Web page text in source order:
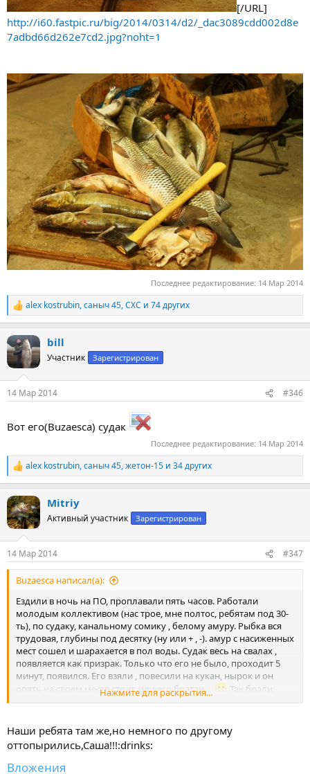
[/URL]
http://i60.fastpic.ru/big/2014/0314/d2/_dac3089cdd002d8e
7adbd66d262e7cd2.jpg?noht=1
Последнее редактирование: 14 Мар 2014
Р
е
к
ц
и
alex kostrubin,саныч 45,СХС и 74 других
bill
Участник Зарегистрирован
14 Мар 2014 #346
Вот его(Buzaesca) судак
Последнее редактирование: 14 Мар 2014
Р
е
к
ц
и
alex kostrubin,саныч 45,жетон-15 и 34 других
Mitriy
Активный участник Зарегистрирован
14 Мар 2014 #347
Buzaesca написал(а):
Ездили в ночь на ПО, проплавали пять часов. Работали
молодым коллективом (нас трое, мне полтос, ребятам под 30-
ть), по судаку, канальному сомику , белому амуру. Рыбка вся
трудовая, глубины под десятку (ну или + , -). амур с насиженных
мест сошел и шарахается в пол воды. Судак весь на свалах ,
появляется как призрак. Только что его не было, проходит 5
минут, появился. Его взяли , повесили на кукан, нырок и он
опять на своем месте стоит, или его братан....
Так брали,
пока не надоело , как в тире работали. Сомик стоит под свалом
и тащил на дурака вместе с грунтом. Амура видели стайного,
после первого выстрела такой у них "атас" происходил, что
приходилось собирать стаю выстрелами на грани полета
гарпуна. Взял судачка на 4 кг, стоял на глубине под червонец в
Нажмите для раскрытия...
Наши ребята там же,но немного по другому
оттопырились,Саша!!!:drinks:
Вложения